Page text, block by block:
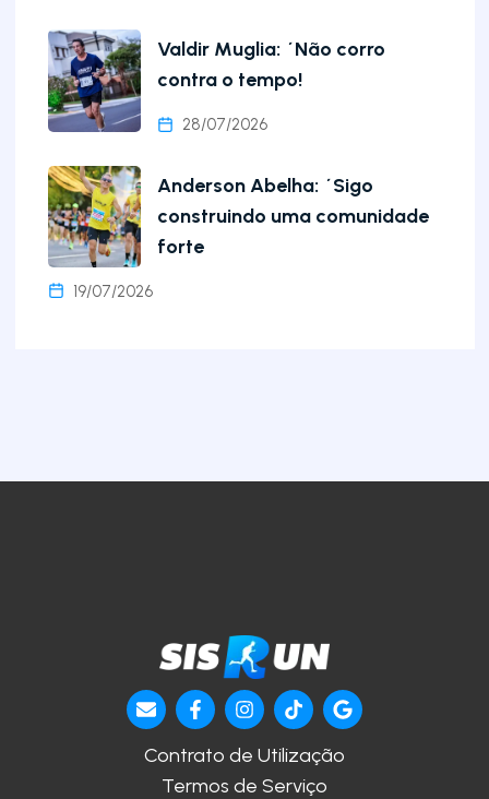
Valdir Muglia: ´Não corro
contra o tempo!
28/07/2026
Anderson Abelha: ´Sigo
construindo uma comunidade
forte
19/07/2026
Contrato de Utilização
Termos de Serviço